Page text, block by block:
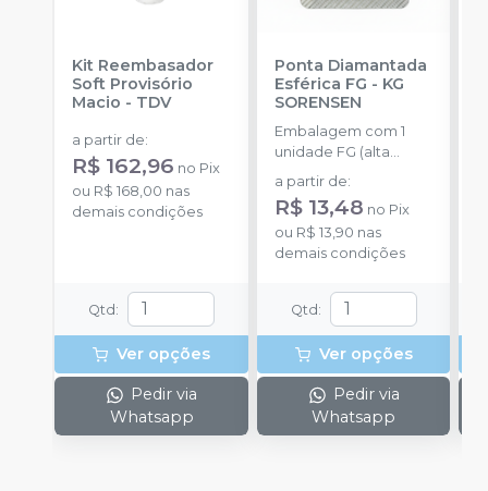
Kit Reembasador
Soft Provisório
Macio - TDV
a partir de:
R$ 162,96 no Pix
ou R$ 168,00 nas
demais condições
Qtd:
Ver opções
Pedir via
Whatsapp
Ponta Diamantada
Esférica FG - KG
SORENSEN
Embalagem com 1
unidade FG (alta
rotação).
a partir de:
R$ 13,48 no Pix
ou R$ 13,90 nas
demais condições
Qtd:
Ver opções
Pedir via
Whatsapp